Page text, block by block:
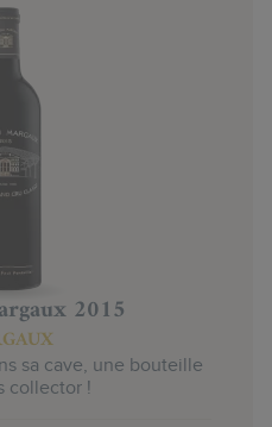
2015
sa cave, une bouteille
collector !